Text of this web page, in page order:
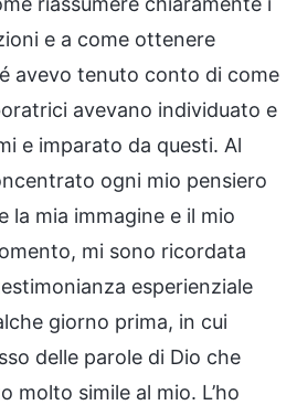
e a come ottenere
avevo tenuto conto di come
avevano individuato e
e imparato da questi. Al
ogni mio pensiero
la mia immagine e il mio
mi sono ricordata
esperienziale
giorno prima, in cui
delle parole di Dio che
molto simile al mio. L’ho